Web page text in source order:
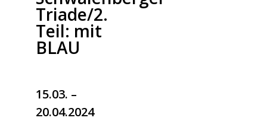
Triade/2.
Teil: mit
BLAU
15.03. –
20.04.2024